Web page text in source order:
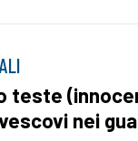
teste
nei